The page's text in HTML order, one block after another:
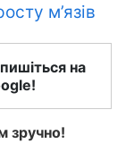
м’язів
на
зручно!